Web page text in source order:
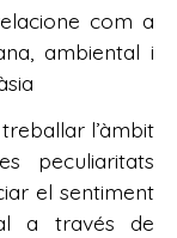
com a
ambiental i
l’àmbit
peculiaritats
el sentiment
a través de